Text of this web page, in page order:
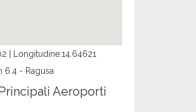
| Longitudine:14.64621
6.4 - Ragusa
Aeroporti